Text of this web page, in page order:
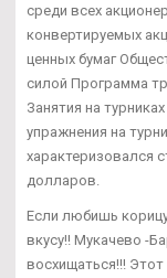
среди всех
конвертируемых
ценных бумаг
силой Программа
Занятия на
упражнения на
характеризовался
долларов.
Если любишь
вкусу!! Мукачево -
восхищаться!!!